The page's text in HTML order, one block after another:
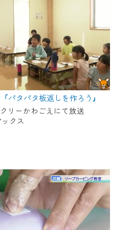
パタパタ板返しを作ろう』
リーかわごえにて放送
クス